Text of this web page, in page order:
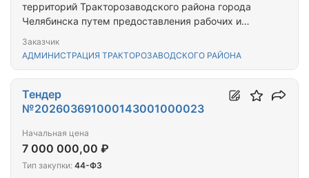
территорий Тракторозаводского района города
Челябинска путем предоставления рабочих и
Заказчик
АДМИНИСТРАЦИЯ ТРАКТОРОЗАВОДСКОГО РАЙОНА
Тендер
№202603691000143001000023
Начальная цена
7 000 000,00 ₽
Тип закупки: 44-ФЗ